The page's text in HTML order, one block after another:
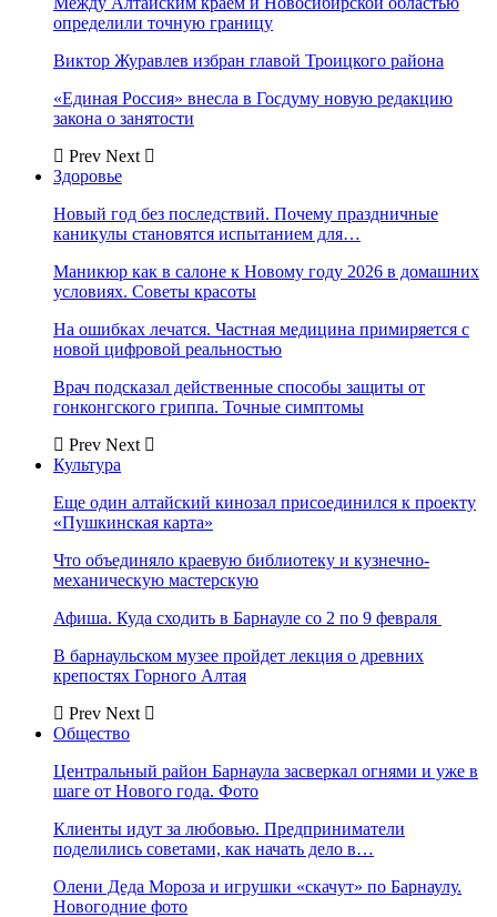
определили точную границу
Виктор Журавлев избран главой Троицкого района
«Единая Россия» внесла в Госдуму новую редакцию
закона о занятости
Prev Next
Здоровье
Новый год без последствий. Почему праздничные
каникулы становятся испытанием для…
Маникюр как в салоне к Новому году 2026 в домашних
условиях. Советы красоты
На ошибках лечатся. Частная медицина примиряется с
новой цифровой реальностью
Врач подсказал действенные способы защиты от
гонконгского гриппа. Точные симптомы
Prev Next
Культура
Еще один алтайский кинозал присоединился к проекту
«Пушкинская карта»
Что объединяло краевую библиотеку и кузнечно-
механическую мастерскую
Афиша. Куда сходить в Барнауле со 2 по 9 февраля
В барнаульском музее пройдет лекция о древних
крепостях Горного Алтая
Prev Next
Общество
Центральный район Барнаула засверкал огнями и уже в
шаге от Нового года. Фото
Клиенты идут за любовью. Предприниматели
поделились советами, как начать дело в…
Олени Деда Мороза и игрушки «скачут» по Барнаулу.
Новогодние фото